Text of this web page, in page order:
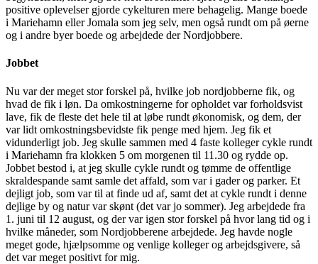
positive oplevelser gjorde cykelturen mere behagelig. Mange boede
i Mariehamn eller Jomala som jeg selv, men også rundt om på øerne
og i andre byer boede og arbejdede der Nordjobbere.
Jobbet
Nu var der meget stor forskel på, hvilke job nordjobberne fik, og
hvad de fik i løn. Da omkostningerne for opholdet var forholdsvist
lave, fik de fleste det hele til at løbe rundt økonomisk, og dem, der
var lidt omkostningsbevidste fik penge med hjem. Jeg fik et
vidunderligt job. Jeg skulle sammen med 4 faste kolleger cykle rundt
i Mariehamn fra klokken 5 om morgenen til 11.30 og rydde op.
Jobbet bestod i, at jeg skulle cykle rundt og tømme de offentlige
skraldespande samt samle det affald, som var i gader og parker. Et
dejligt job, som var til at finde ud af, samt det at cykle rundt i denne
dejlige by og natur var skønt (det var jo sommer). Jeg arbejdede fra
1. juni til 12 august, og der var igen stor forskel på hvor lang tid og i
hvilke måneder, som Nordjobberene arbejdede. Jeg havde nogle
meget gode, hjælpsomme og venlige kolleger og arbejdsgivere, så
det var meget positivt for mig.